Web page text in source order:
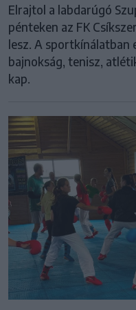
Elrajtol a labdarúgó
pénteken az FK
lesz. A sportkínálatban
bajnokság, tenisz,
kap.